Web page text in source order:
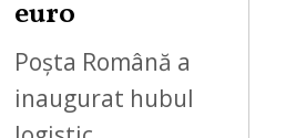
euro
Poșta Română a
inaugurat hubul